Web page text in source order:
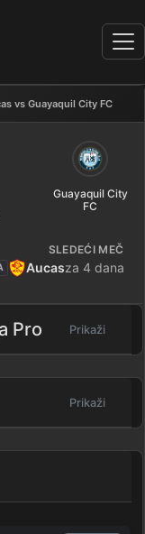
vs Guayaquil City FC
-
Guayaquil City
FC
SLEDEĆI MEČ
Aucasza 4 dana
Pro Prikaži
Prikaži